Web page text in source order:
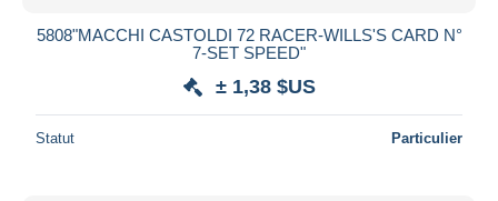
5808"MACCHI CASTOLDI 72 RACER-WILLS'S CARD N°
7-SET SPEED"
± 1,38 $US
Statut Particulier